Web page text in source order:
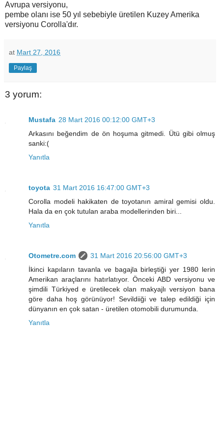
Avrupa versiyonu,
pembe olanı ise 50 yıl sebebiyle üretilen Kuzey Amerika
versiyonu Corolla'dır.
at Mart 27, 2016
Paylaş
3 yorum:
Mustafa 28 Mart 2016 00:12:00 GMT+3
Arkasını beğendim de ön hoşuma gitmedi. Ütü gibi olmuş
sanki:(
Yanıtla
toyota 31 Mart 2016 16:47:00 GMT+3
Corolla modeli hakikaten de toyotanın amiral gemisi oldu.
Hala da en çok tutulan araba modellerinden biri...
Yanıtla
Otometre.com
31 Mart 2016 20:56:00 GMT+3
İkinci kapıların tavanla ve bagajla birleştiği yer 1980 lerin
Amerikan araçlarını hatırlatıyor. Önceki ABD versiyonu ve
şimdili Türkiyed e üretilecek olan makyajlı versiyon bana
göre daha hoş görünüyor! Sevildiiği ve talep edildiği için
dünyanın en çok satan - üretilen otomobili durumunda.
Yanıtla